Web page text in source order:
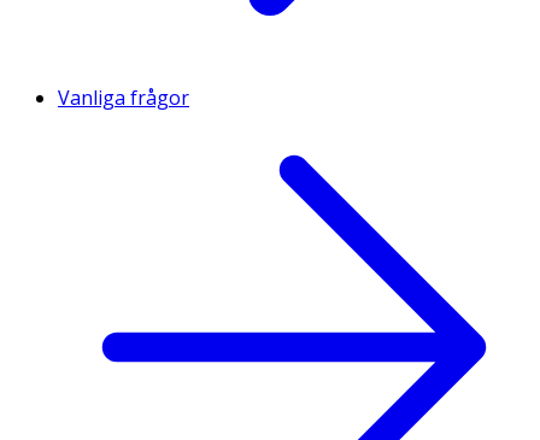
Vanliga frågor